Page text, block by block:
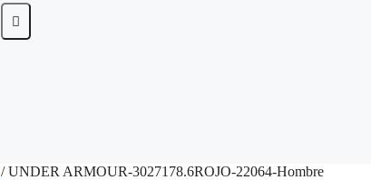
/ UNDER ARMOUR-3027178.6ROJO-22064-Hombre